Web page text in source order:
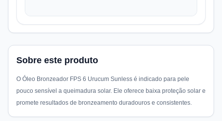
Sobre este produto
O Óleo Bronzeador FPS 6 Urucum Sunless é indicado para pele
pouco sensível a queimadura solar. Ele oferece baixa proteção solar e
promete resultados de bronzeamento duradouros e consistentes.